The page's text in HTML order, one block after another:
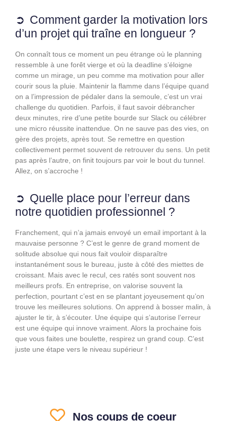
Comment garder la motivation lors
d’un projet qui traîne en longueur ?
On connaît tous ce moment un peu étrange où le planning
ressemble à une forêt vierge et où la deadline s’éloigne
comme un mirage, un peu comme ma motivation pour aller
courir sous la pluie. Maintenir la flamme dans l’équipe quand
on a l’impression de pédaler dans la semoule, c’est un vrai
challenge du quotidien. Parfois, il faut savoir débrancher
deux minutes, rire d’une petite bourde sur Slack ou célébrer
une micro réussite inattendue. On ne sauve pas des vies, on
gère des projets, après tout. Se remettre en question
collectivement permet souvent de retrouver du sens. Un petit
pas après l’autre, on finit toujours par voir le bout du tunnel.
Allez, on s’accroche !
Quelle place pour l’erreur dans
notre quotidien professionnel ?
Franchement, qui n’a jamais envoyé un email important à la
mauvaise personne ? C’est le genre de grand moment de
solitude absolue qui nous fait vouloir disparaître
instantanément sous le bureau, juste à côté des miettes de
croissant. Mais avec le recul, ces ratés sont souvent nos
meilleurs profs. En entreprise, on valorise souvent la
perfection, pourtant c’est en se plantant joyeusement qu’on
trouve les meilleures solutions. On apprend à bosser malin, à
ajuster le tir, à s’écouter. Une équipe qui s’autorise l’erreur
est une équipe qui innove vraiment. Alors la prochaine fois
que vous faites une boulette, respirez un grand coup. C’est
juste une étape vers le niveau supérieur !
Nos coups de coeur